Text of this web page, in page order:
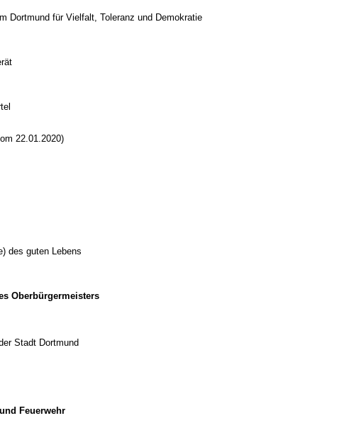
Dortmund für Vielfalt, Toleranz und Demokratie
22.01.2020)
des guten Lebens
Oberbürgermeisters
Stadt Dortmund
Feuerwehr